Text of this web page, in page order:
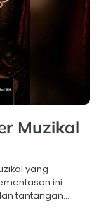
Muzikal
yang
ini
tantangan…